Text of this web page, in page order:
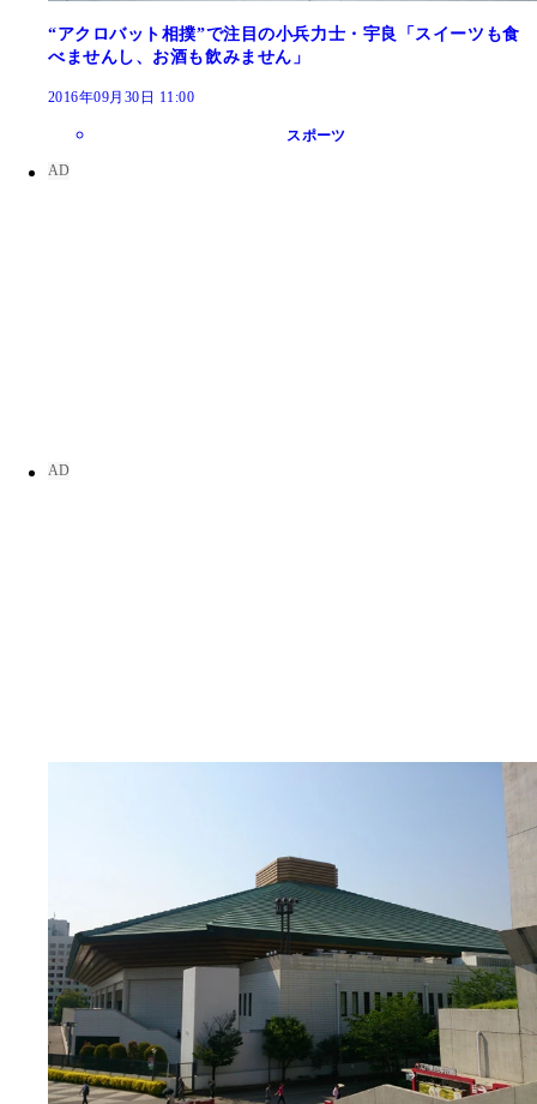
“アクロバット相撲”で注目の小兵力士・宇良「スイーツも食
べませんし、お酒も飲みません」
2016年09月30日 11:00
スポーツ